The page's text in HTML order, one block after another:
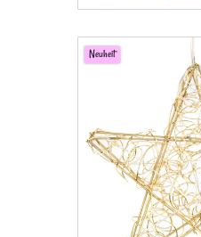
Neuheit